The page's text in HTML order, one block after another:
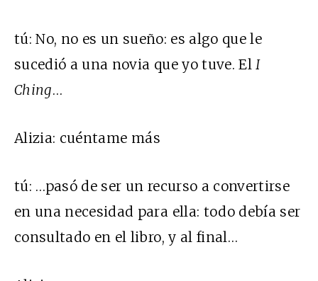
tú:No, no es un sueño: es algo que le
sucedió a una novia que yo tuve. ElI
Ching…
Alizia: cuéntame más
tú: …pasó de ser un recurso a convertirse
en una necesidad para ella: todo debía ser
consultado en el libro, y al final…